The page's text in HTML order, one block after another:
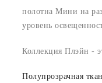
полотна Мини на
уровень
Коллекция Плэйн -
Полупрозрачная